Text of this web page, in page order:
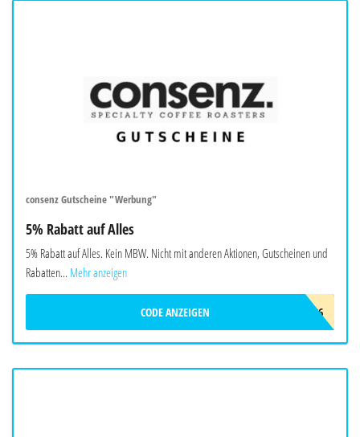
consenz Gutscheine "Werbung"
5% Rabatt auf Alles
5% Rabatt auf Alles. Kein MBW. Nicht mit anderen Aktionen, Gutscheinen und
Rabatten... Mehr anzeigen
CONSENZ_SOMMER_2026
CODE ANZEIGEN